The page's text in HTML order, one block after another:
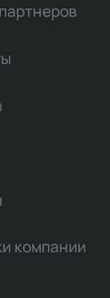
компании